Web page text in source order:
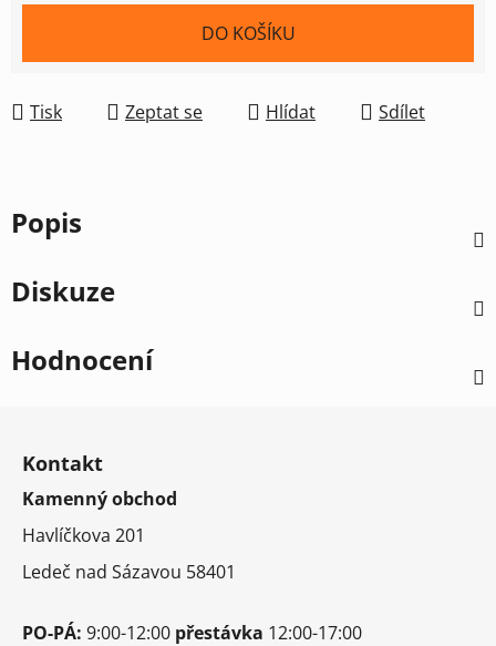
DO KOŠÍKU
Tisk Zeptat se Hlídat Sdílet
Popis
Diskuze
Hodnocení
Kontakt
Kamenný obchod
Havlíčkova 201
Ledeč nad Sázavou 58401
PO-PÁ: 9:00-12:00 přestávka 12:00-17:00